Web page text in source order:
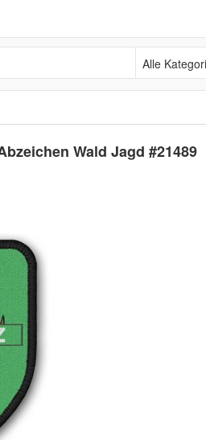
Alle Kategorien
Wald Jagd #21489